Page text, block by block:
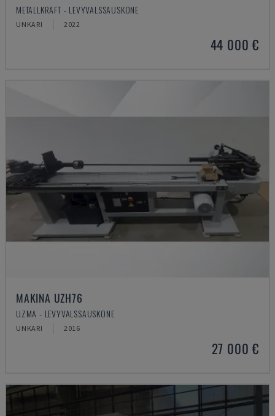
METALLKRAFT - LEVYVALSSAUSKONE
UNKARI 2022
44 000 €
MAKINA UZH76
UZMA - LEVYVALSSAUSKONE
UNKARI 2016
27 000 €